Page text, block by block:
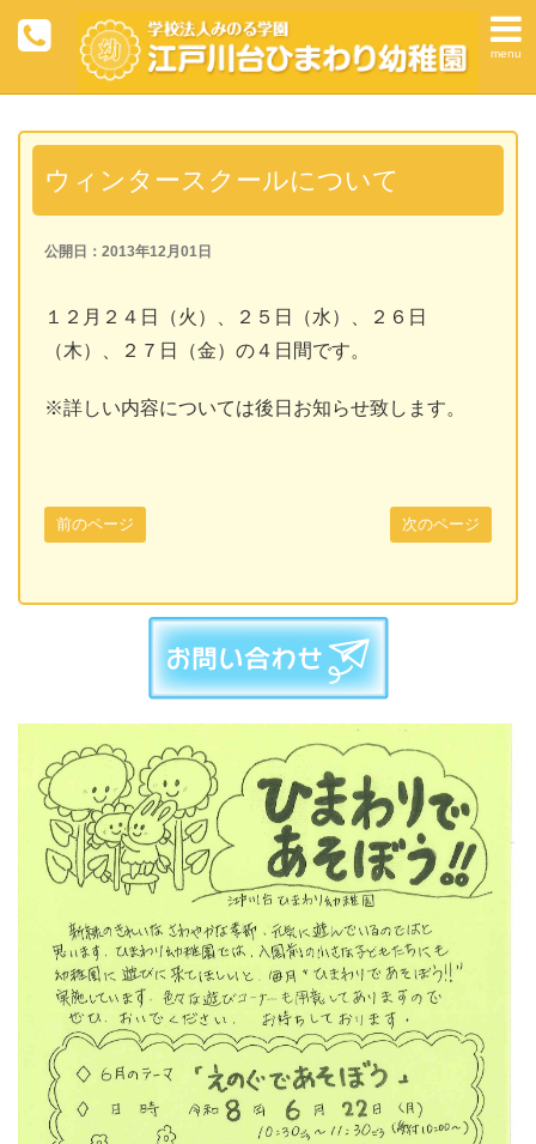
menu
ウィンタースクールについて
公開日：2013年12月01日
１２月２４日（火）、２５日（水）、２６日
（木）、２７日（金）の４日間です。
※詳しい内容については後日お知らせ致します。
前のページ 次のページ